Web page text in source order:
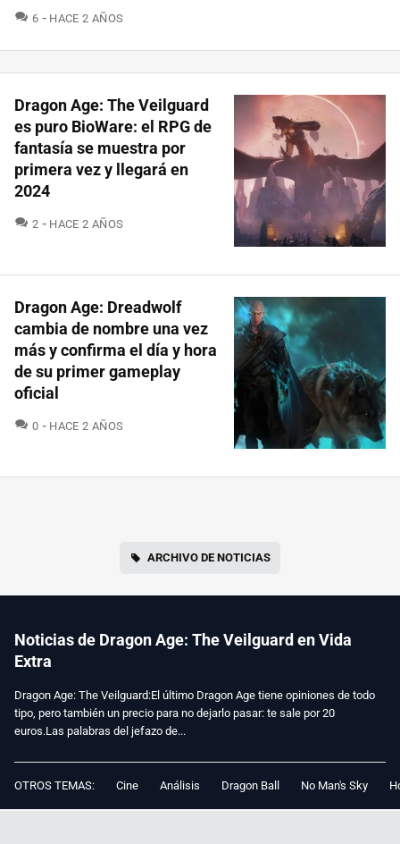
6 COMENTARIOS
HACE 2 AÑOS
Dragon Age: The Veilguard
es puro BioWare: el RPG de
fantasía se muestra por
primera vez y llegará en
2024
2 COMENTARIOS
HACE 2 AÑOS
Dragon Age: Dreadwolf
cambia de nombre una vez
más y confirma el día y hora
de su primer gameplay
oficial
0 COMENTARIOS
HACE 2 AÑOS
ARCHIVO DE NOTICIAS
Noticias de Dragon Age: The Veilguard en Vida
Extra
Dragon Age: The Veilguard:El último Dragon Age tiene opiniones de todo
tipo, pero también un precio para no dejarlo pasar: te sale por 20
euros.Las palabras del jefazo de...
OTROS TEMAS: Cine Análisis Dragon Ball No Man's Sky